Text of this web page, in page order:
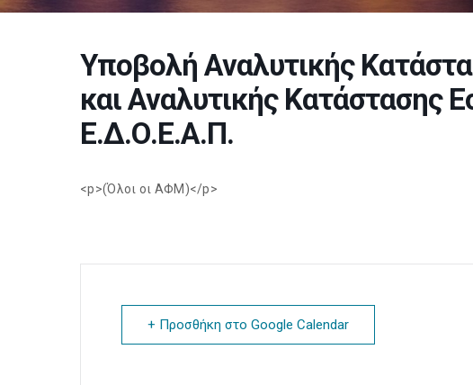
Υποβολή Αναλυτικής
και Αναλυτικής Κατάστασης
Ε.Δ.Ο.Ε.Α.Π.
<p>(Όλοι οι ΑΦΜ)</p>
+ Προσθήκη στο Google Calendar